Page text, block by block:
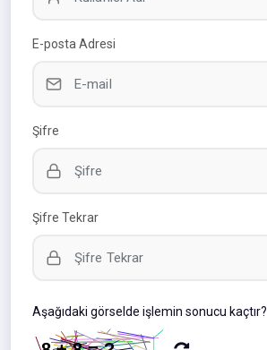
E-posta Adresi
Şifre
Şifre Tekrar
Aşağıdaki görselde işlemin sonucu kaçtır?